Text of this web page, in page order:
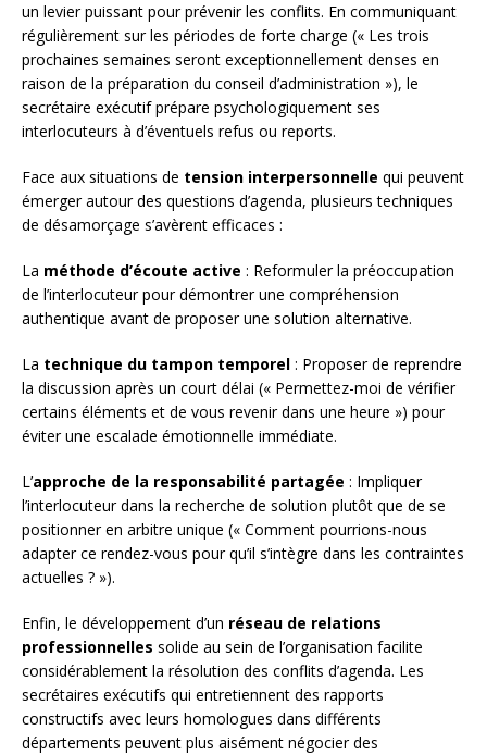
un levier puissant pour prévenir les conflits. En communiquant
régulièrement sur les périodes de forte charge (« Les trois
prochaines semaines seront exceptionnellement denses en
raison de la préparation du conseil d’administration »), le
secrétaire exécutif prépare psychologiquement ses
interlocuteurs à d’éventuels refus ou reports.
Face aux situations de tension interpersonnelle qui peuvent
émerger autour des questions d’agenda, plusieurs techniques
de désamorçage s’avèrent efficaces :
La méthode d’écoute active : Reformuler la préoccupation
de l’interlocuteur pour démontrer une compréhension
authentique avant de proposer une solution alternative.
La technique du tampon temporel : Proposer de reprendre
la discussion après un court délai (« Permettez-moi de vérifier
certains éléments et de vous revenir dans une heure ») pour
éviter une escalade émotionnelle immédiate.
L’approche de la responsabilité partagée : Impliquer
l’interlocuteur dans la recherche de solution plutôt que de se
positionner en arbitre unique (« Comment pourrions-nous
adapter ce rendez-vous pour qu’il s’intègre dans les contraintes
actuelles ? »).
Enfin, le développement d’un réseau de relations
professionnelles solide au sein de l’organisation facilite
considérablement la résolution des conflits d’agenda. Les
secrétaires exécutifs qui entretiennent des rapports
constructifs avec leurs homologues dans différents
départements peuvent plus aisément négocier des